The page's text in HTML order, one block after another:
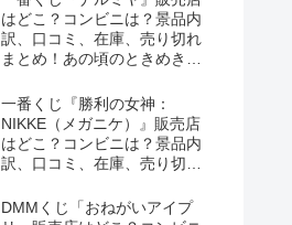
はどこ？コンビニは？景品内
訳、口コミ、在庫、売り切れ
まとめ！あの頃のときめきメ
ミマで新発売！しまむら系列
のアベイルも！
一番くじ『勝利の女神：
NIKKE（メガニケ）』販売店
はどこ？コンビニは？景品内
訳、口コミ、在庫、売り切れ
CHAPTER8（第8弾）が
DMMくじ「おねがいアイプ